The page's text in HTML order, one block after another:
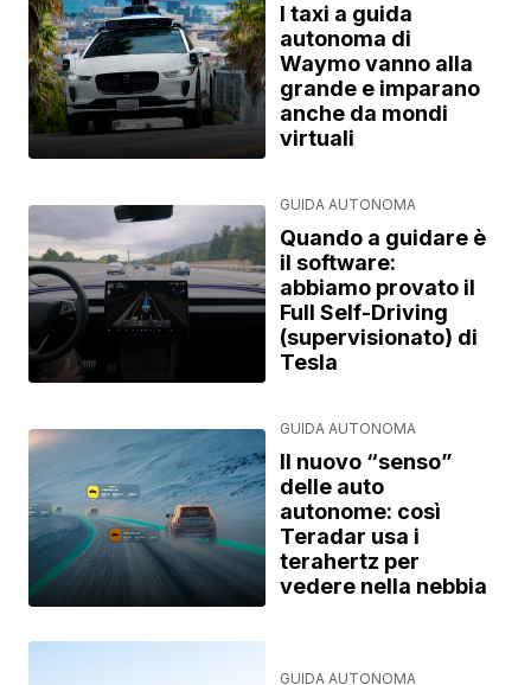
I taxi a guida
autonoma di
Waymo vanno alla
grande e imparano
anche da mondi
virtuali
GUIDA AUTONOMA
Quando a guidare è
il software:
abbiamo provato il
Full Self-Driving
(supervisionato) di
Tesla
GUIDA AUTONOMA
Il nuovo “senso”
delle auto
autonome: così
Teradar usa i
terahertz per
vedere nella nebbia
GUIDA AUTONOMA